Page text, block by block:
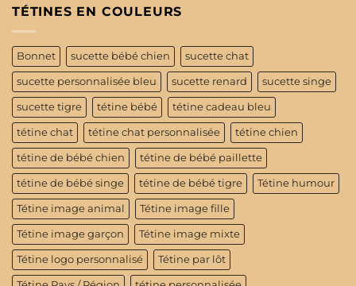
TÉTINES EN COULEURS
Bonnet sucette bébé chien sucette chat
sucette personnalisée bleu sucette renard sucette singe
sucette tigre tétine bébé tétine cadeau bleu
tétine chat tétine chat personnalisée tétine chien
tétine de bébé chien tétine de bébé paillette
tétine de bébé singe tétine de bébé tigre Tétine humour
Tétine image animal Tétine image fille
Tétine image garçon Tétine image mixte
Tétine logo personnalisé Tétine par lôt